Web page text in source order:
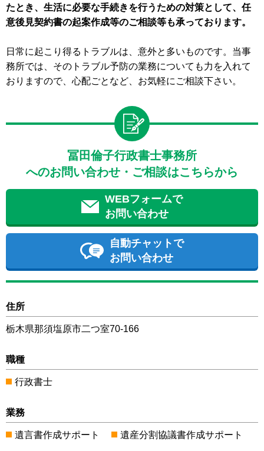
たとき、生活に必要な手続きを行うための対策として、任
意後見契約書の起案作成等のご相談等も承っております。
日常に起こり得るトラブルは、意外と多いものです。当事
務所では、そのトラブル予防の業務についても力を入れて
おりますので、心配ごとなど、お気軽にご相談下さい。
冨田倫子行政書士事務所
へのお問い合わせ・ご相談はこちらから
WEBフォームで
お問い合わせ
自動チャットで
お問い合わせ
住所
栃木県那須塩原市二つ室70-166
職種
行政書士
業務
遺言書作成サポート 遺産分割協議書作成サポート